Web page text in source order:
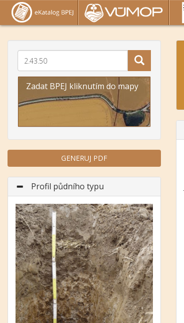
Zadat BPEJ kliknutím do mapy
GENERUJ PDF
Profil půdního typu